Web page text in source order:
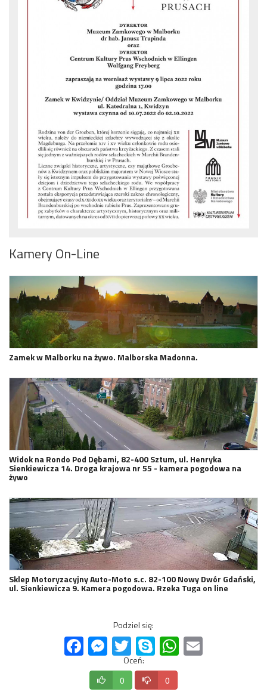
Kamery On-Line
Zamek w Malborku na żywo. Malborska Madonna.
Widok na Rondo Pod Dębami, 82-400 Sztum, ul. Henryka
Sienkiewicza 14. Droga krajowa nr 55 - kamera pogodowa na
żywo
Sklep Motoryzacyjny Auto-Moto s.c. 82-100 Nowy Dwór Gdański,
ul. Sienkiewicza 9. Kamera pogodowa. Rzeka Tuga on line
Podziel się:
FacebookMessenger
Twitter Skype WhatsApp
Oceń:
0 0